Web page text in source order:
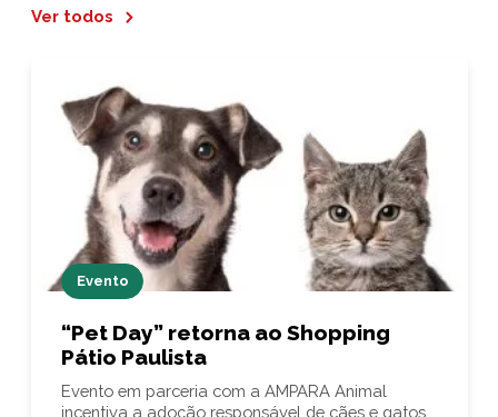
Ver todos
Evento
“Pet Day” retorna ao Shopping
Pátio Paulista
Evento em parceria com a AMPARA Animal
incentiva a adoção responsável de cães e gatos